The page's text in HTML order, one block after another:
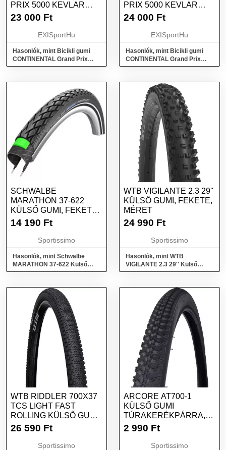
PRIX 5000 KEVLAR
700X28C
23 000 Ft
EXISportHu
Hasonlók, mint Bicikli gumi
CONTINENTAL Grand Prix
5000 Kevlar 700x28C
PRIX 5000 KEVLAR
700X25C
24 000 Ft
EXISportHu
Hasonlók, mint Bicikli gumi
CONTINENTAL Grand Prix
5000 kevlar 700x25C
SCHWALBE
MARATHON 37-622
KÜLSŐ GUMI, FEKETE,
MÉRET
14 190 Ft
Sportissimo
Hasonlók, mint Schwalbe
MARATHON 37-622 Külső
gumi, fekete, méret
WTB VIGILANTE 2.3 29''
KÜLSŐ GUMI, FEKETE,
MÉRET
24 990 Ft
Sportissimo
Hasonlók, mint WTB
VIGILANTE 2.3 29'' Külső
gumi, fekete, méret
WTB RIDDLER 700X37
TCS LIGHT FAST
ROLLING KÜLSŐ GUMI,
FEKETE, MÉRET
26 590 Ft
Sportissimo
ARCORE AT700-1
KÜLSŐ GUMI
TÚRAKERÉKPÁRRA,
FEKETE, MÉRET
2 990 Ft
Sportissimo